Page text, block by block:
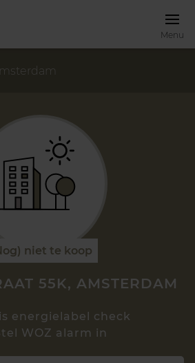
Menu
niet te koop
55K, AMSTERDAM
energielabel check
WOZ alarm in